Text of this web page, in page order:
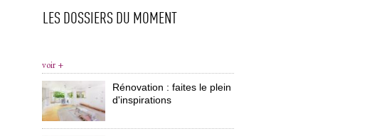
LES DOSSIERS DU MOMENT
voir +
Rénovation : faites le plein
d'inspirations